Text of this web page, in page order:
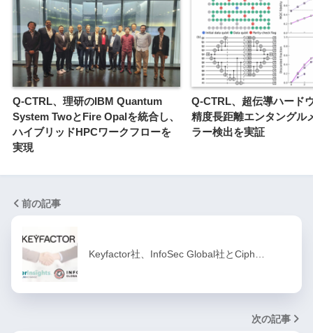
Q-CTRL、理研のIBM Quantum
System TwoとFire Opalを統合し、
ハイブリッドHPCワークフローを
実現
Q-CTRL、超伝導ハード
精度長距離エンタングル
ラー検出を実証
前の記事
Keyfactor社、InfoSec Global社とCiph…
次の記事